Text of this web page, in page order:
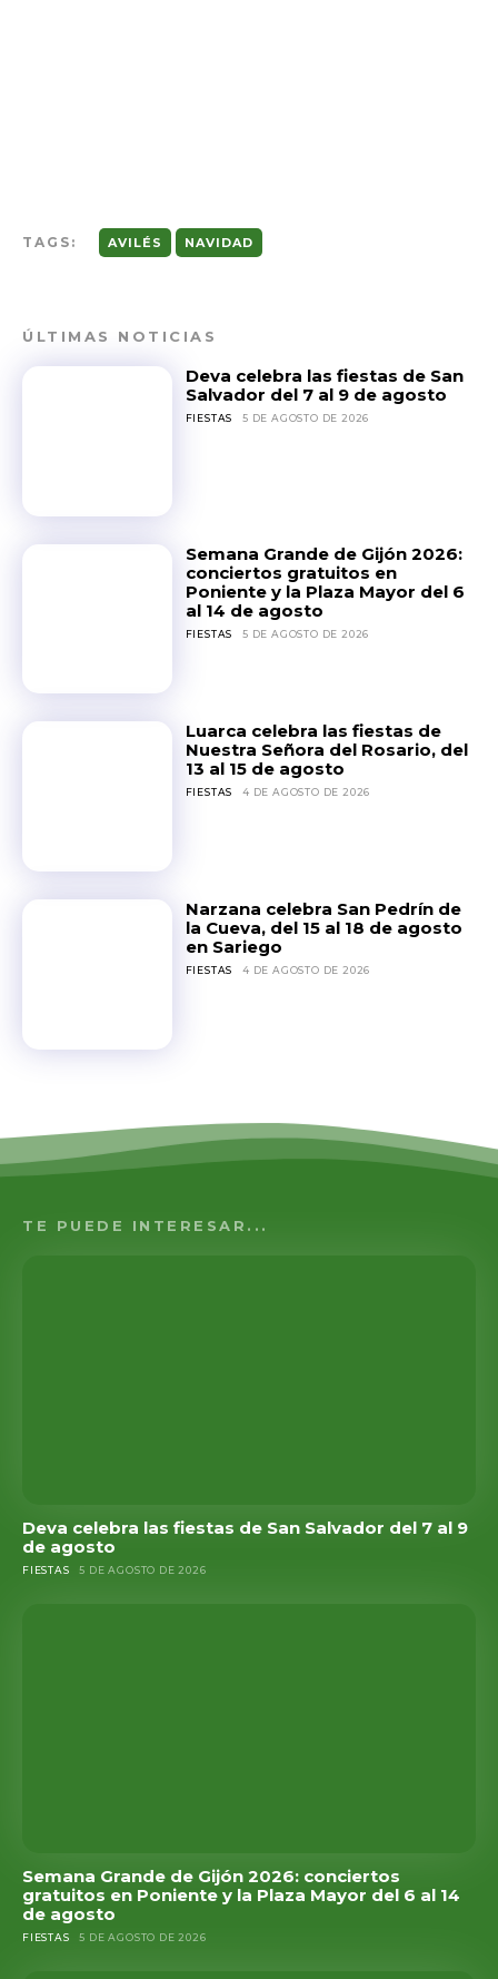
TAGS: AVILÉS NAVIDAD
ÚLTIMAS NOTICIAS
Deva celebra las fiestas de San
Salvador del 7 al 9 de agosto
FIESTAS 5 DE AGOSTO DE 2026
Semana Grande de Gijón 2026:
conciertos gratuitos en
Poniente y la Plaza Mayor del 6
al 14 de agosto
FIESTAS 5 DE AGOSTO DE 2026
Luarca celebra las fiestas de
Nuestra Señora del Rosario, del
13 al 15 de agosto
FIESTAS 4 DE AGOSTO DE 2026
Narzana celebra San Pedrín de
la Cueva, del 15 al 18 de agosto
en Sariego
FIESTAS 4 DE AGOSTO DE 2026
TE PUEDE INTERESAR...
Deva celebra las fiestas de San Salvador del 7 al 9
de agosto
FIESTAS 5 DE AGOSTO DE 2026
Semana Grande de Gijón 2026: conciertos
gratuitos en Poniente y la Plaza Mayor del 6 al 14
de agosto
FIESTAS 5 DE AGOSTO DE 2026